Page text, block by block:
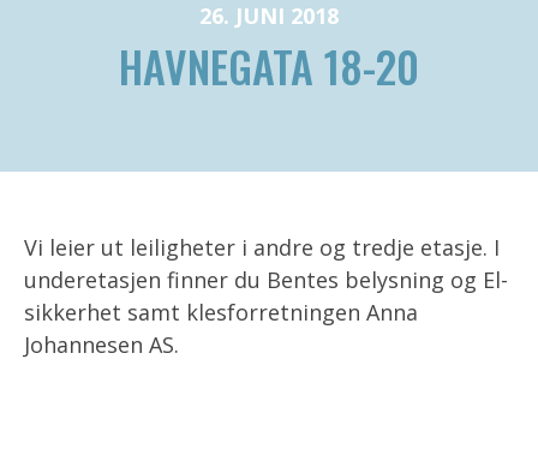
26. JUNI 2018
HAVNEGATA 18-20
Vi leier ut leiligheter i andre og tredje etasje. I
underetasjen finner du Bentes belysning og El-
sikkerhet samt klesforretningen Anna
Johannesen AS.